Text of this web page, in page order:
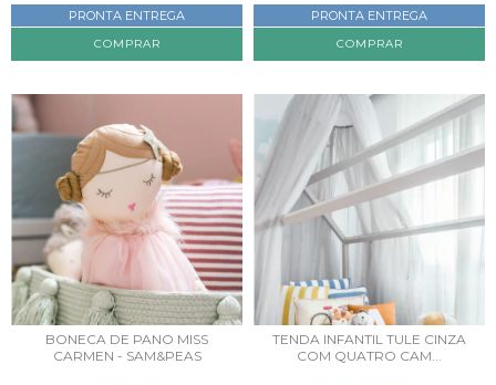
PRONTA ENTREGA PRONTA ENTREGA
BONECA DE PANO MISS
CARMEN - SAM&PEAS
TENDA INFANTIL TULE CINZA
COM QUATRO CAM...